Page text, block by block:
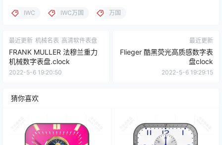
IWC IWC万国 万国
最近更新 机械名表 高清软件表盘
FRANK MULLER 法穆兰重力
机械数字表盘.clock
2022-5-6 19:20:50
最近更新
Flieger 酷黑荧光高质感数字表
盘clock
2022-5-6 19:29:15
猜你喜欢